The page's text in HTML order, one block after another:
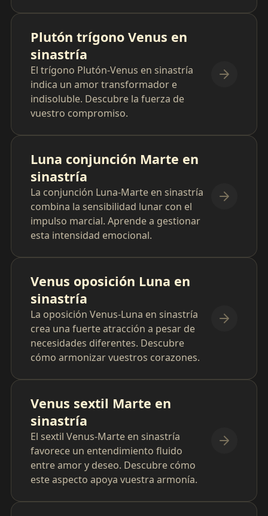
Plutón trígono Venus en
sinastría
El trígono Plutón-Venus en sinastría
indica un amor transformador e
indisoluble. Descubre la fuerza de
vuestro compromiso.
Luna conjunción Marte en
sinastría
La conjunción Luna-Marte en sinastría
combina la sensibilidad lunar con el
impulso marcial. Aprende a gestionar
esta intensidad emocional.
Venus oposición Luna en
sinastría
La oposición Venus-Luna en sinastría
crea una fuerte atracción a pesar de
necesidades diferentes. Descubre
cómo armonizar vuestros corazones.
Venus sextil Marte en
sinastría
El sextil Venus-Marte en sinastría
favorece un entendimiento fluido
entre amor y deseo. Descubre cómo
este aspecto apoya vuestra armonía.